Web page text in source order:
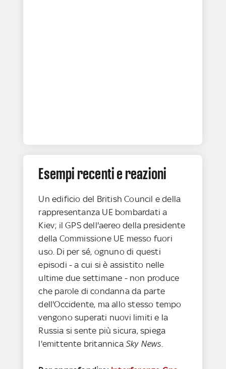
Esempi recenti e reazioni
Un edificio del British Council e della
rappresentanza UE bombardati a
Kiev; il GPS dell'aereo della presidente
della Commissione UE messo fuori
uso. Di per sé, ognuno di questi
episodi - a cui si è assistito nelle
ultime due settimane - non produce
che parole di condanna da parte
dell'Occidente, ma allo stesso tempo
vengono superati nuovi limiti e la
Russia si sente più sicura, spiega
l'emittente britannicaSky News